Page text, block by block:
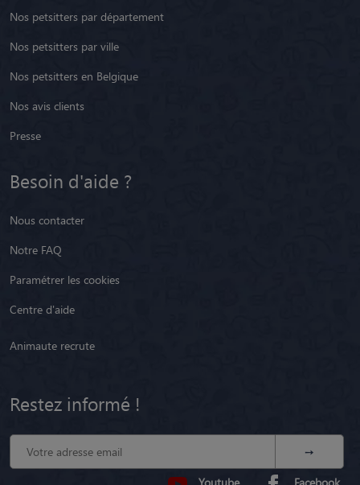
Nos petsitters par département
Nos petsitters par ville
Nos petsitters en Belgique
Nos avis clients
Presse
Besoin d'aide ?
Nous contacter
Notre FAQ
Paramétrer les cookies
Centre d'aide
Animaute recrute
Restez informé !